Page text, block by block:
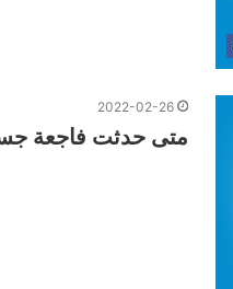
2022-02-26
متى حدثت فاجعة جسر